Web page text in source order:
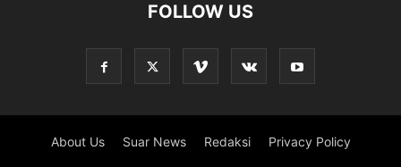
FOLLOW US
About Us Suar News Redaksi Privacy Policy